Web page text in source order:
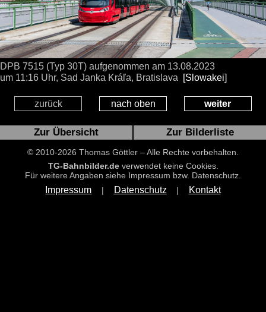
DPB 7515 (Typ 30T) aufgenommen am 13.08.2023
um 11:16 Uhr, Sad Janka Kráľa, Bratislava [Slowakei]
zurück nach oben weiter
Zur Übersicht Zur Bilderliste
© 2010-2026 Thomas Göttler – Alle Rechte vorbehalten.
TG-Bahnbilder.deverwendet keine Cookies.
Für weitere Angaben siehe Impressum bzw. Datenschutz.
Impressum | Datenschutz | Kontakt